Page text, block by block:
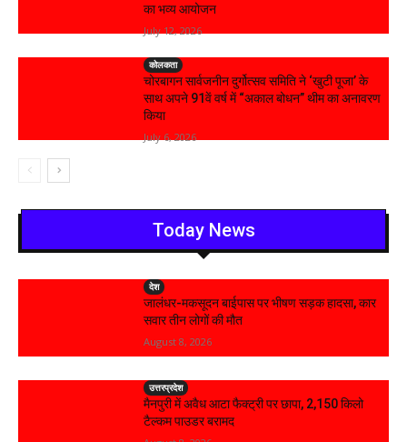
का भव्य आयोजन
July 12, 2026
कोलकता
चोरबागन सार्वजनीन दुर्गोत्सव समिति ने ‘खुटी पूजा’ के
साथ अपने 91वें वर्ष में “अकाल बोधन” थीम का अनावरण
किया
July 6, 2026
Today News
देश
जालंधर-मकसूदन बाईपास पर भीषण सड़क हादसा, कार
सवार तीन लोगों की मौत
August 8, 2026
उत्तरप्रदेश
मैनपुरी में अवैध आटा फैक्ट्री पर छापा, 2,150 किलो
टैल्कम पाउडर बरामद